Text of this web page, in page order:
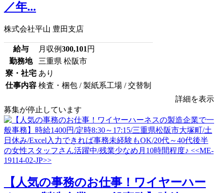
／年...
株式会社平山 豊田支店
給与 月収例300,101 円
勤務地
三重県 松阪市
寮・社宅 あり
仕事内容 検査・梱包 / 製紙系工場 / 交替制
詳細を表示
募集が停止しています
【人気の事務のお仕事！ワイヤーハー